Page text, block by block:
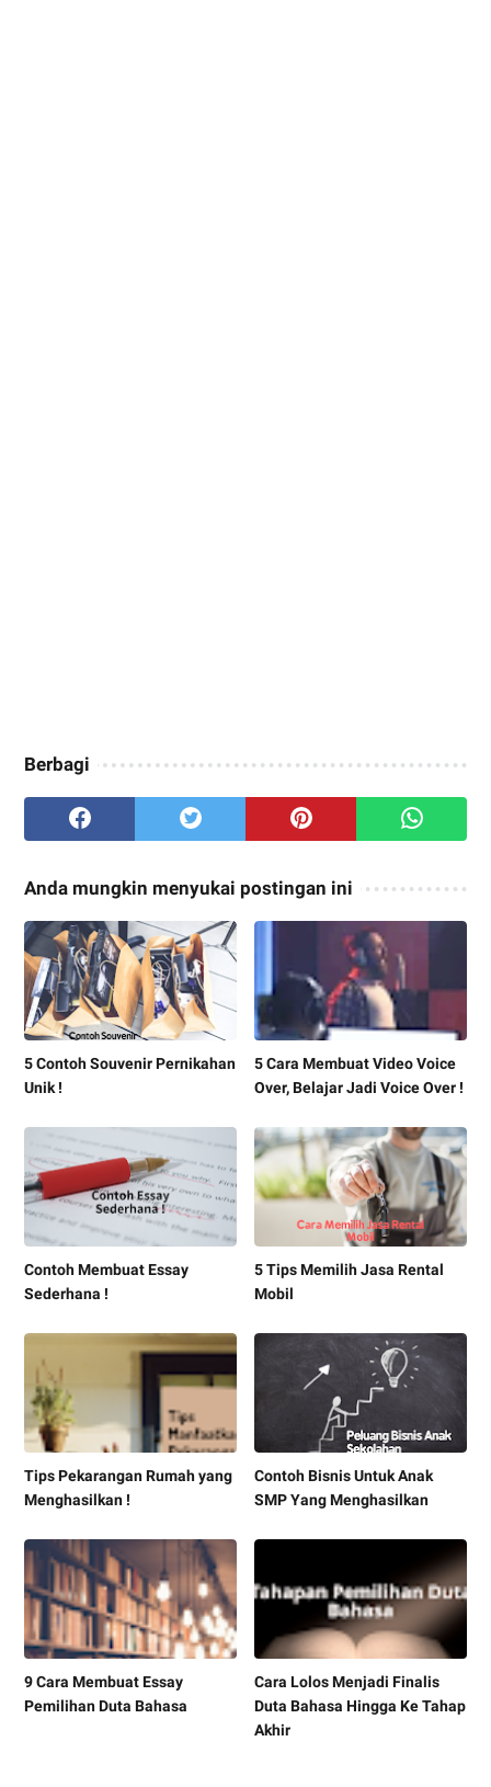
Berbagi
Anda mungkin menyukai postingan ini
5 Contoh Souvenir Pernikahan
Unik !
5 Cara Membuat Video Voice
Over, Belajar Jadi Voice Over !
Contoh Membuat Essay
Sederhana !
5 Tips Memilih Jasa Rental
Mobil
Tips Pekarangan Rumah yang
Menghasilkan !
Contoh Bisnis Untuk Anak
SMP Yang Menghasilkan
9 Cara Membuat Essay
Pemilihan Duta Bahasa
Cara Lolos Menjadi Finalis
Duta Bahasa Hingga Ke Tahap
Akhir